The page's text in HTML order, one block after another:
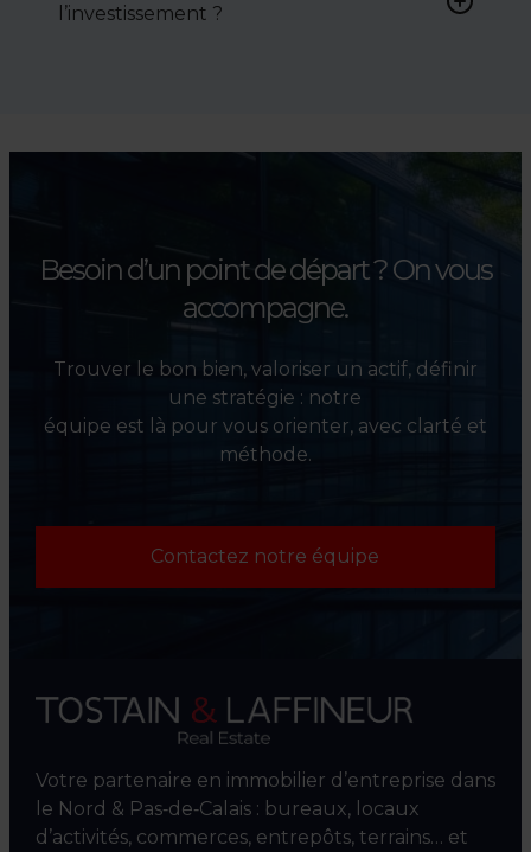
conditions de vente.
l’investissement ?
l’évaluation et la valorisation
Besoin d’un point de départ ?On vous
accompagne.
Trouver le bon bien, valoriser un actif, définir
une stratégie : notre
équipe est là pour vous orienter, avec clarté et
méthode.
Contactez notre équipe
Votre partenaire en immobilier d’entreprise dans
le Nord & Pas‑de‑Calais : bureaux, locaux
d’activités, commerces, entrepôts, terrains… et